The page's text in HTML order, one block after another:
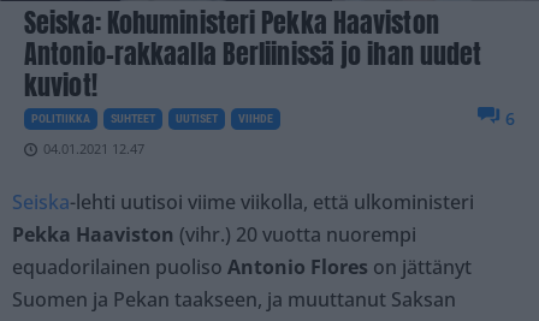
Seiska: Kohuministeri Pekka Haaviston
Antonio-rakkaalla Berliinissä jo ihan uudet
kuviot!
POLITIIKKA SUHTEET UUTISET VIIHDE
04.01.2021 12.47
6
Seiska-lehti uutisoi viime viikolla, että ulkoministeri
Pekka Haaviston (vihr.) 20 vuotta nuorempi
equadorilainen puoliso Antonio Flores on jättänyt
Suomen ja Pekan taakseen, ja muuttanut Saksan